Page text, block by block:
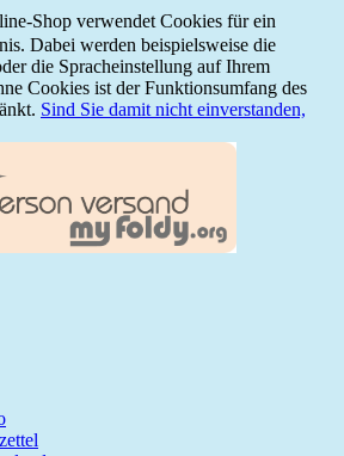
Shop verwendet Cookies für ein
Dabei werden beispielsweise die
die Spracheinstellung auf Ihrem
Cookies ist der Funktionsumfang des
Sind Sie damit nicht einverstanden,